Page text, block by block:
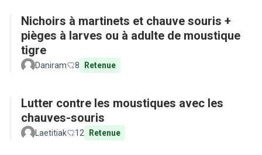
Nichoirs à martinets et chauve souris +
pièges à larves ou à adulte de moustique
tigre
Daniram 8 Retenue
Lutter contre les moustiques avec les
chauves-souris
Laetitiak 12 Retenue